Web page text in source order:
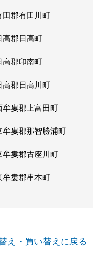
田郡有田川町
高郡日高町
高郡印南町
高郡日高川町
牟婁郡上富田町
牟婁郡那智勝浦町
牟婁郡古座川町
牟婁郡串本町
え・買い替えに戻る